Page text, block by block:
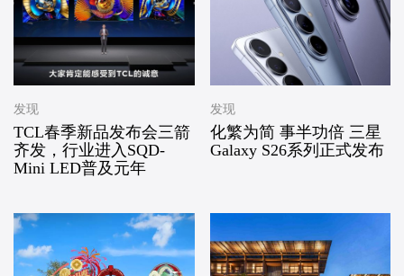
发现
TCL春季新品发布会三箭
齐发，行业进入SQD-
Mini LED普及元年
发现
化繁为简 事半功倍 三星
Galaxy S26系列正式发布